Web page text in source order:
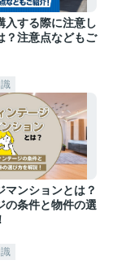
入する際に注意し
？注意点などもご
マンションとは？
の条件と物件の選